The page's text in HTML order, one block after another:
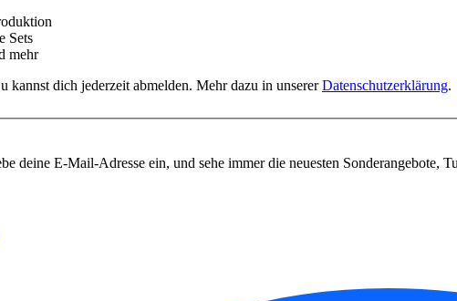
Sets
mehr
kannst dich jederzeit abmelden. Mehr dazu in unsererDatenschutzerklärung.
deine E-Mail-Adresse ein, und sehe immer die neuesten Sonderangebote,